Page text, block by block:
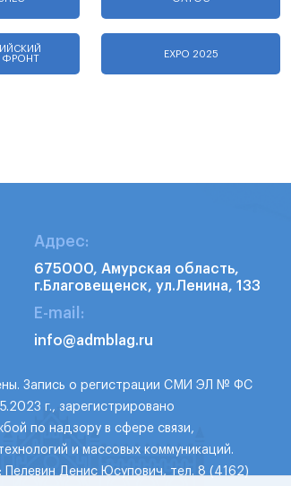
ФРОНТ
EXPO 2025
Адрес:
675000, Амурская область,
г.Благовещенск, ул.Ленина, 133
E-mail:
info@admblag.ru
Запись о регистрации СМИ ЭЛ № ФС
г., зарегистрировано
по надзору в сфере связи,
и массовых коммуникаций.
Пелевин Денис Юсупович, тел. 8 (4162)